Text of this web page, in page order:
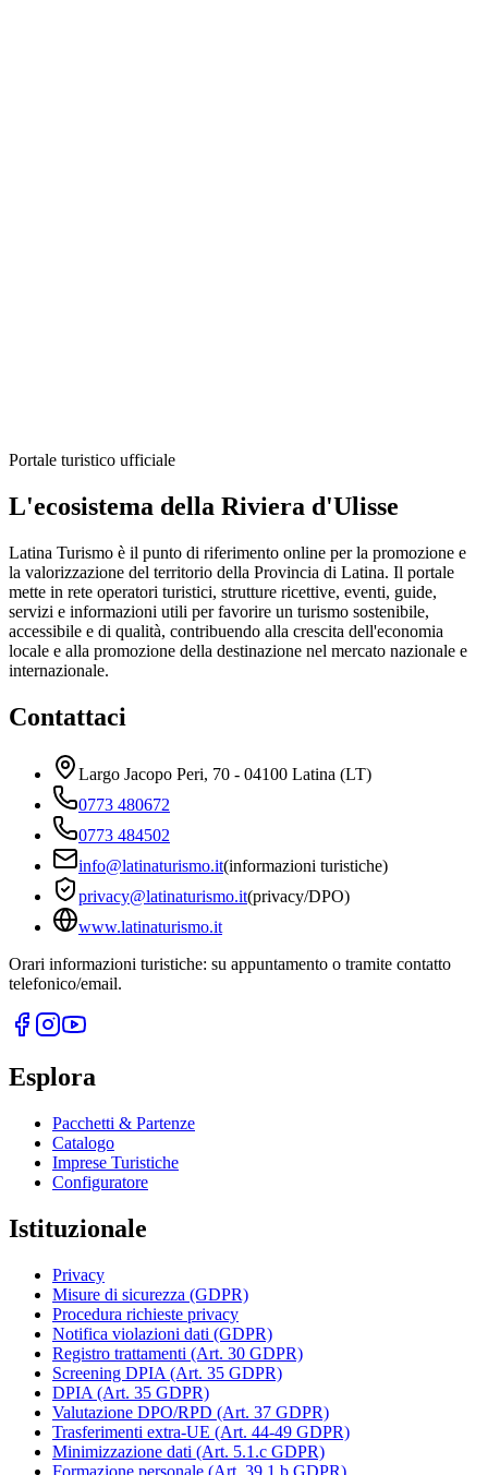
Portale turistico ufficiale
L'ecosistema della Riviera d'Ulisse
Latina Turismo è il punto di riferimento online per la promozione e
la valorizzazione del territorio della Provincia di Latina. Il portale
mette in rete operatori turistici, strutture ricettive, eventi, guide,
servizi e informazioni utili per favorire un turismo sostenibile,
accessibile e di qualità, contribuendo alla crescita dell'economia
locale e alla promozione della destinazione nel mercato nazionale e
internazionale.
Contattaci
Largo Jacopo Peri, 70 - 04100 Latina (LT)
0773 480672
0773 484502
info@latinaturismo.it(informazioni turistiche)
privacy@latinaturismo.it(privacy/DPO)
www.latinaturismo.it
Orari informazioni turistiche: su appuntamento o tramite contatto
telefonico/email.
Esplora
Pacchetti & Partenze
Catalogo
Imprese Turistiche
Configuratore
Istituzionale
Privacy
Misure di sicurezza (GDPR)
Procedura richieste privacy
Notifica violazioni dati (GDPR)
Registro trattamenti (Art. 30 GDPR)
Screening DPIA (Art. 35 GDPR)
DPIA (Art. 35 GDPR)
Valutazione DPO/RPD (Art. 37 GDPR)
Trasferimenti extra-UE (Art. 44-49 GDPR)
Minimizzazione dati (Art. 5.1.c GDPR)